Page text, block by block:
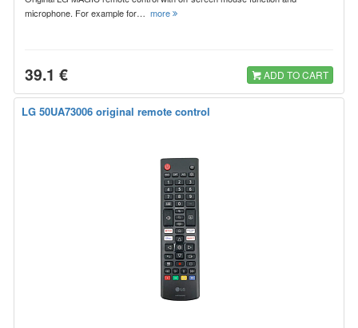
microphone. For example for… more
39.1 € ADD TO CART
LG 50UA73006 original remote control